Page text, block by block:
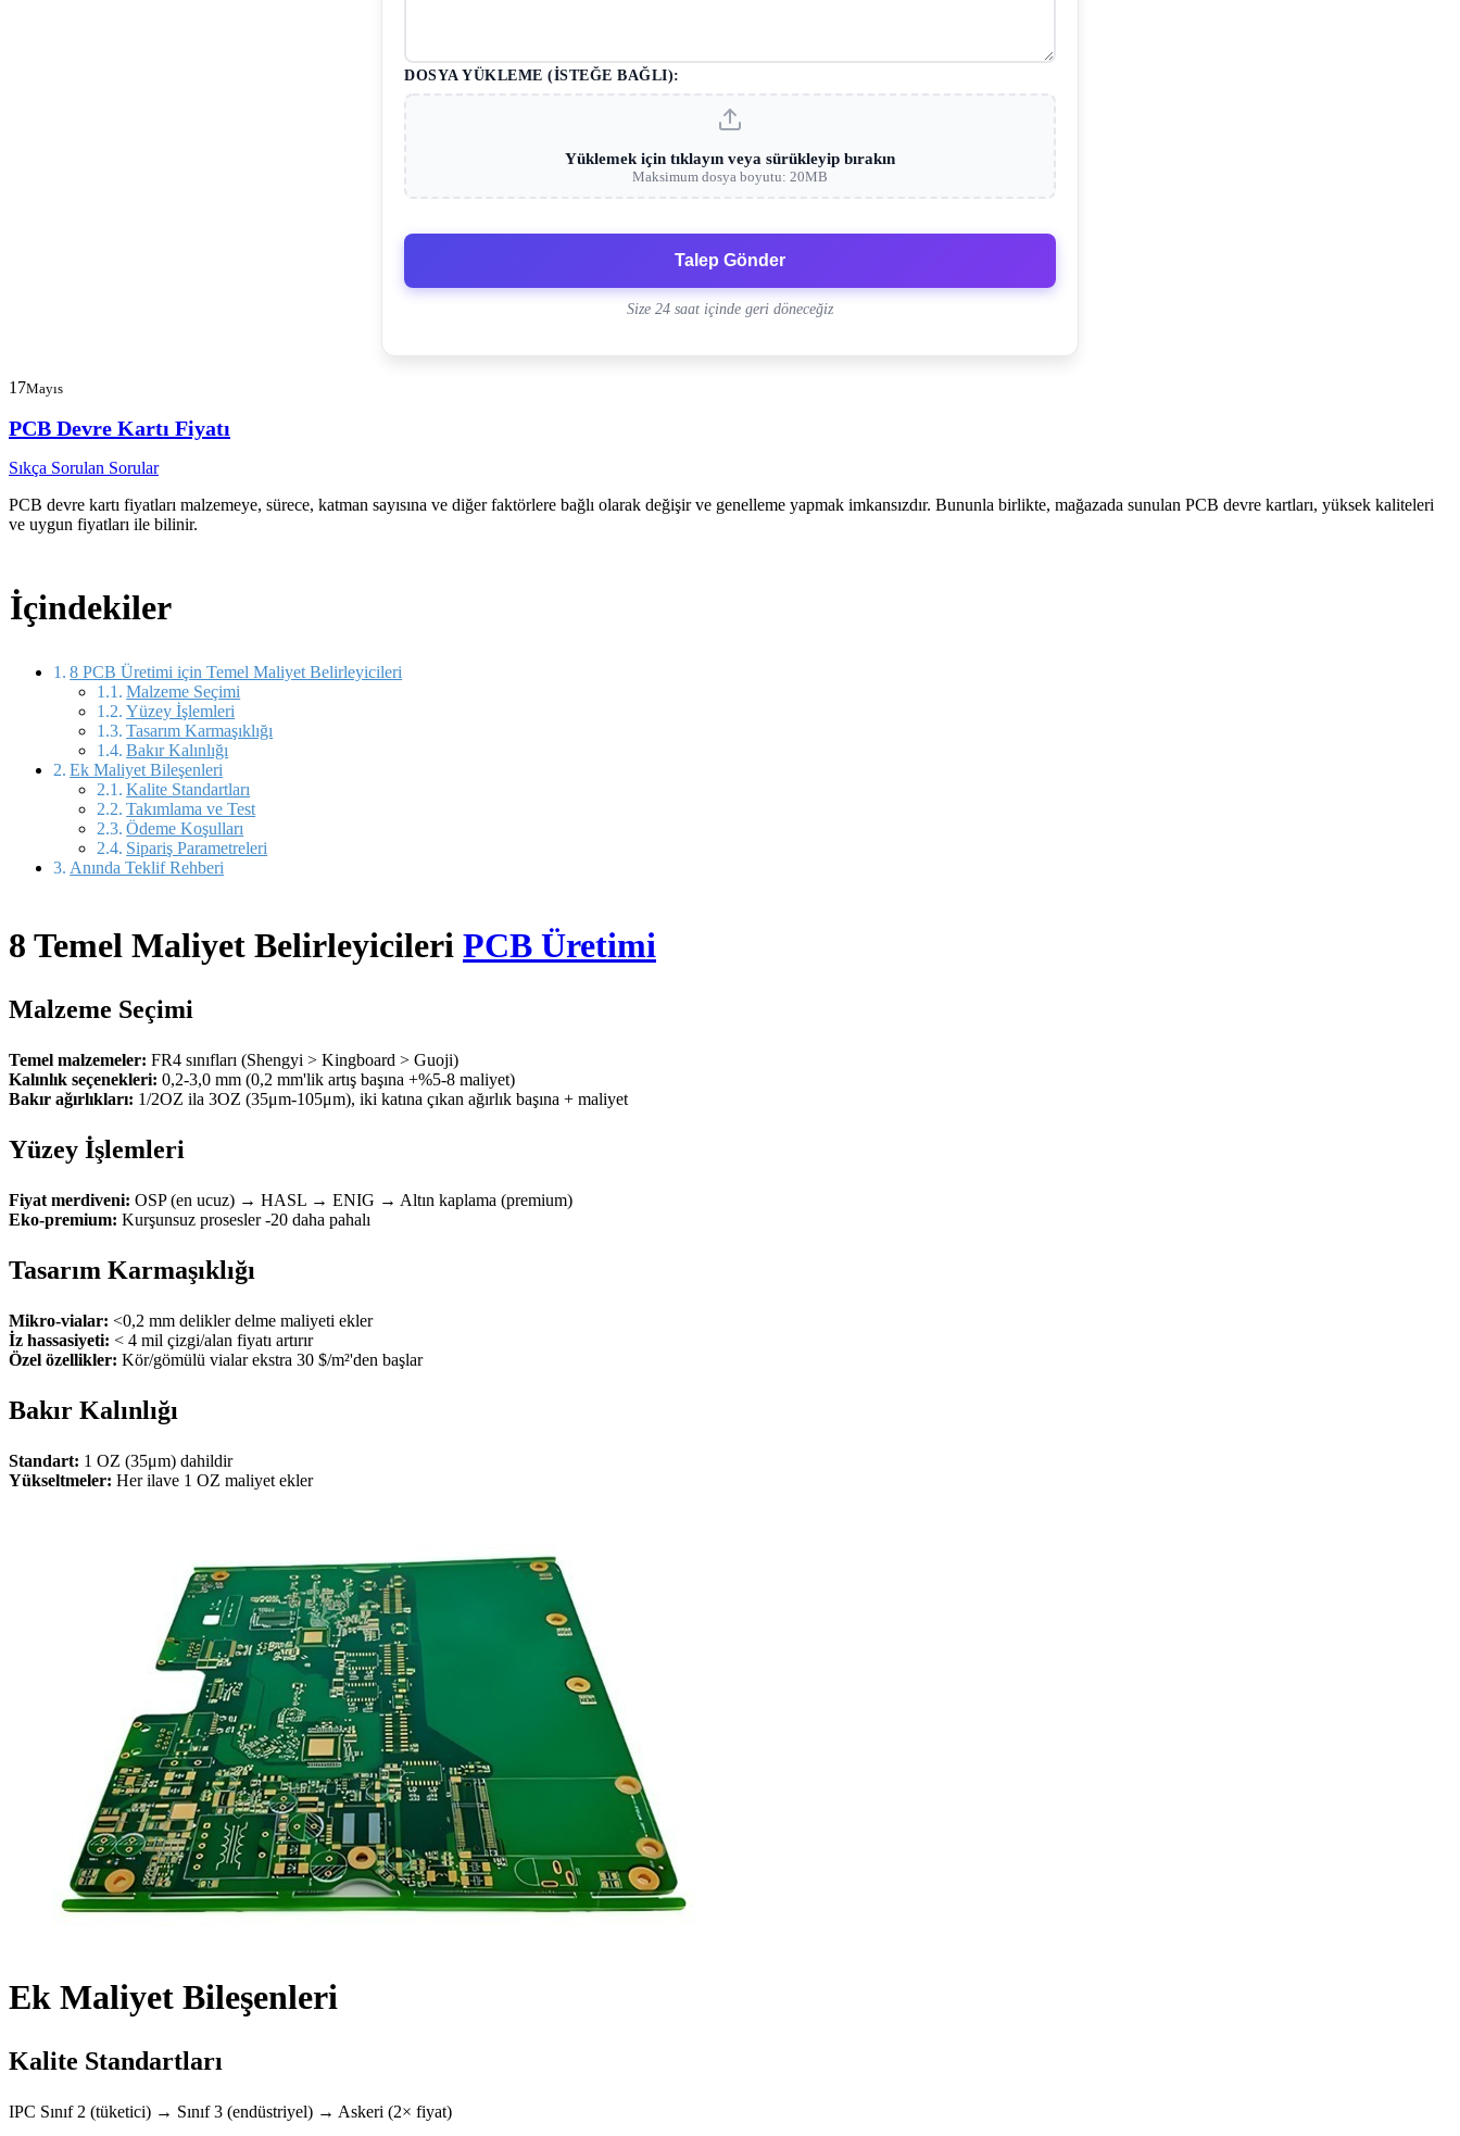
DOSYA YÜKLEME (İSTEĞE BAĞLI):
Yüklemek için tıklayın veya sürükleyip bırakın
Maksimum dosya boyutu: 20MB
Talep Gönder
Size 24 saat içinde geri döneceğiz
17Mayıs
PCB Devre Kartı Fiyatı
Sıkça Sorulan Sorular
PCB devre kartı fiyatları malzemeye, sürece, katman sayısına ve diğer faktörlere bağlı olarak değişir ve genelleme yapmak imkansızdır. Bununla birlikte, mağazada sunulan PCB devre kartları, yüksek kaliteleri
ve uygun fiyatları ile bilinir.
İçindekiler
8 PCB Üretimi için Temel Maliyet Belirleyicileri
Malzeme Seçimi
Yüzey İşlemleri
Tasarım Karmaşıklığı
Bakır Kalınlığı
Ek Maliyet Bileşenleri
Kalite Standartları
Takımlama ve Test
Ödeme Koşulları
Sipariş Parametreleri
Anında Teklif Rehberi
8 Temel Maliyet Belirleyicileri PCB Üretimi
Malzeme Seçimi
Temel malzemeler: FR4 sınıfları (Shengyi > Kingboard > Guoji)
Kalınlık seçenekleri: 0,2-3,0 mm (0,2 mm'lik artış başına +%5-8 maliyet)
Bakır ağırlıkları: 1/2OZ ila 3OZ (35μm-105μm), iki katına çıkan ağırlık başına + maliyet
Yüzey İşlemleri
Fiyat merdiveni: OSP (en ucuz) → HASL → ENIG → Altın kaplama (premium)
Eko-premium: Kurşunsuz prosesler -20 daha pahalı
Tasarım Karmaşıklığı
Mikro-vialar: <0,2 mm delikler delme maliyeti ekler
İz hassasiyeti: < 4 mil çizgi/alan fiyatı artırır
Özel özellikler: Kör/gömülü vialar ekstra 30 $/m²'den başlar
Bakır Kalınlığı
Standart: 1 OZ (35μm) dahildir
Yükseltmeler: Her ilave 1 OZ maliyet ekler
Ek Maliyet Bileşenleri
Kalite Standartları
IPC Sınıf 2 (tüketici) → Sınıf 3 (endüstriyel) → Askeri (2× fiyat)